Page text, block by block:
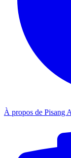
À propos de Pisang